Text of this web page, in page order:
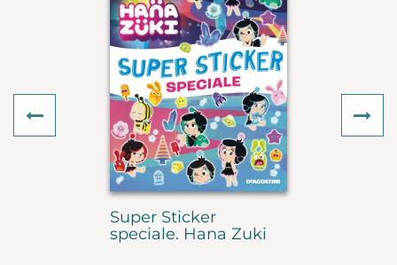
Super Sticker
speciale. Hana Zuki
Previous